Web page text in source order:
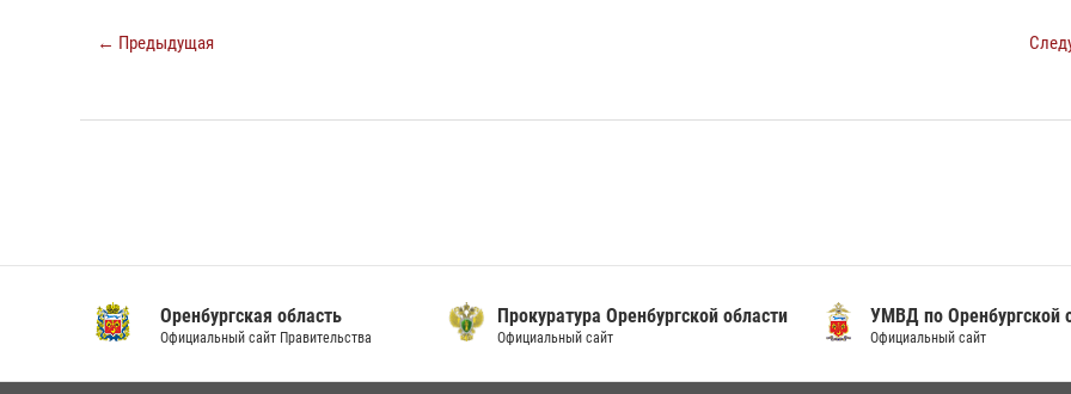
← Предыдущая
Оренбургская область
Официальный сайт Правительства
Прокуратура Оренбургской области
Официальный сайт
УМВД по Оренбургской
Официальный сайт